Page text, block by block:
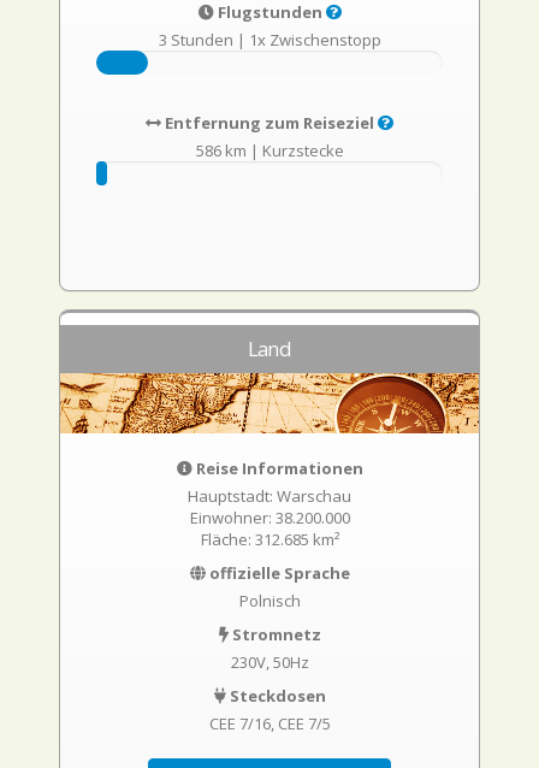
Flugstunden
3 Stunden | 1x Zwischenstopp
Entfernung zum Reiseziel
586 km | Kurzstecke
Land
Reise Informationen
Hauptstadt: Warschau
Einwohner: 38.200.000
Fläche: 312.685 km²
offizielle Sprache
Polnisch
Stromnetz
230V, 50Hz
Steckdosen
CEE 7/16 CEE 7/5